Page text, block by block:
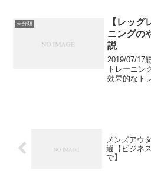
には美味
店がたくさ
未分類
【レッ
ニングの
説
2019/07/17
トレーニン
効果的なト
メンズアウ
選【ビジネ
で】